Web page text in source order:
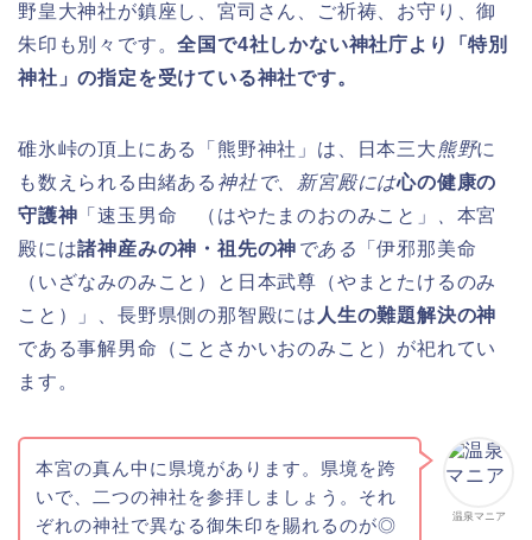
野皇大神社が鎮座し、宮司さん、ご祈祷、お守り、御
朱印も別々です。全国で4社しかない神社庁より「特別
神社」の指定を受けている神社です。
碓氷峠の頂上にある「熊野神社」は、日本三大 熊野に
も数えられる由緒ある 神社で、新宮殿には心の健康の
守護神 「速玉男命 （はやたまのおのみこと」
本宮
殿には諸神産みの神・祖先の神 である 「伊邪那美命
（いざなみのみこと）と日本武尊（やまとたけるのみ
こと）」、長野県側の那智殿には 人生の難題解決の神
である事解男命（ことさかいおのみこと）が祀れてい
ます。
温泉マニア
本宮の真ん中に県境があります。県境を跨
いで、二つの神社を参拝しましょう。それ
ぞれの神社で異なる御朱印を賜れるのが◎